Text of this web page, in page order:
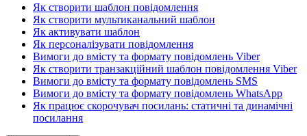
Як створити шаблон повідомлення
Як створити мультиканальний шаблон
Як активувати шаблон
Як персоналізувати повідомлення
Вимоги до вмісту та формату повідомлень Viber
Як створити транзакційний шаблон повідомлення Viber
Вимоги до вмісту та формату повідомлень SMS
Вимоги до вмісту та формату повідомлень WhatsApp
Як працює скорочувач посилань: статичні та динамічні
посилання